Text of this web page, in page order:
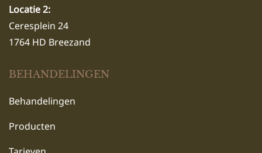
Locatie 2:
Ceresplein 24
1764 HD Breezand
BEHANDELINGEN
Behandelingen
Producten